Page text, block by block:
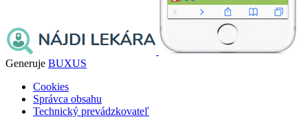
Generuje BUXUS
Cookies
Správca obsahu
Technický prevádzkovateľ